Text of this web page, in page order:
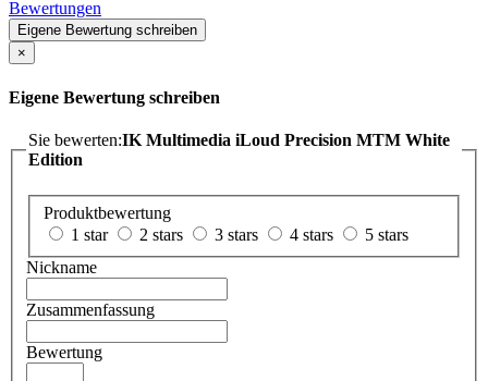
Bewertungen
Eigene Bewertung schreiben
×
Eigene Bewertung schreiben
Sie bewerten:IK Multimedia iLoud Precision MTM White
Edition
Produktbewertung
1 star
2 stars 3 stars 4 stars
5 stars
Nickname
Zusammenfassung
Bewertung